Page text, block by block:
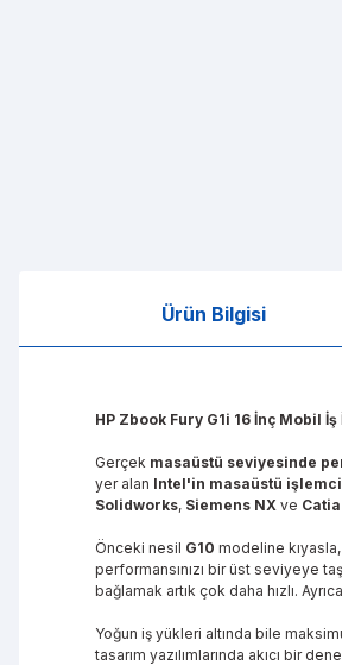
Ürün Bilgisi
HP Zbook Fury G1i 16 İnç Mobil
Gerçek masaüstü seviyesinde
yer alan Intel'in masaüstü
Solidworks, Siemens NX ve Catia
Önceki nesil G10 modeline kıyasla,
performansınızı bir üst seviyeye
bağlamak artık çok daha hızlı.
Yoğun iş yükleri altında bile
tasarım yazılımlarında akıcı bir